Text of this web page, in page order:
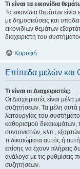
Τι είναι τα εικονίδια
Τα εικονίδια θεμάτων
με δημοσιεύσεις και
εικονιδίων θεμάτων
διαχειριστή του
Κορυφή
Επίπεδα μελών και
Τι είναι οι Διαχειριστές;
Οι Διαχειριστές είναι
συζητήσεων. Τα μέλη αυτά
λειτουργίας του
καθορισμού
συντονιστών, κλπ.,
τι δικαιώματα αυτός ή
επίσης να έχουν πλήρεις
ανάλογα με τις ρυθμίσεις
συζητήσεων.